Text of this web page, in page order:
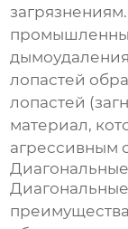
лопастей
лопастей
материал,
агрессивным